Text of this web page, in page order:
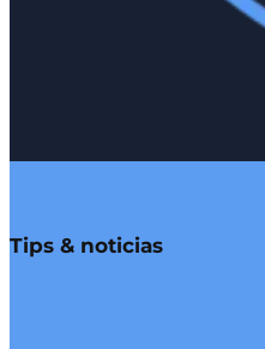
Tips & noticias